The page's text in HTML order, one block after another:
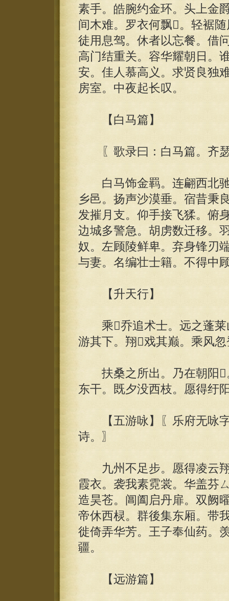
素手。皓腕约金环。头上金
间木难。罗衣何飘。轻裾
徒用息驾。休者以忘餐。借
高门结重关。容华耀朝日。
安。佳人慕高义。求贤良独
房室。中夜起长叹。
【白马篇】
〖歌录曰：白马篇。齐
白马饰金羁。连翩西北驰
乡邑。扬声沙漠垂。宿昔秉
发摧月支。仰手接飞猱。俯
边城多警急。胡虏数迁移。
奴。左顾陵鲜卑。弃身锋刃
与妻。名编壮士籍。不得中
【升天行】
乘乔追术士。远之蓬莱
游其下。翔戏其巅。乘风
扶桑之所出。乃在朝阳
东干。既夕没西枝。愿得纡
【五游咏】〖乐府无咏字
诗。〗
九州不足步。愿得凌云翔
霞衣。袭我素霓裳。华盖芬
造昊苍。阊阖启丹扉。双阙
帝休西棂。群後集东厢。带
徙倚弄华芳。王子奉仙药。
疆。
【远游篇】